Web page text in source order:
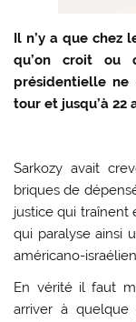
Il n’y a que chez
qu’on croit ou
présidentielle ne
tour et jusqu’à 22
Sarkozy avait
briques de
justice qui traînent
qui paralyse ainsi
américano-
En vérité il faut
arriver à